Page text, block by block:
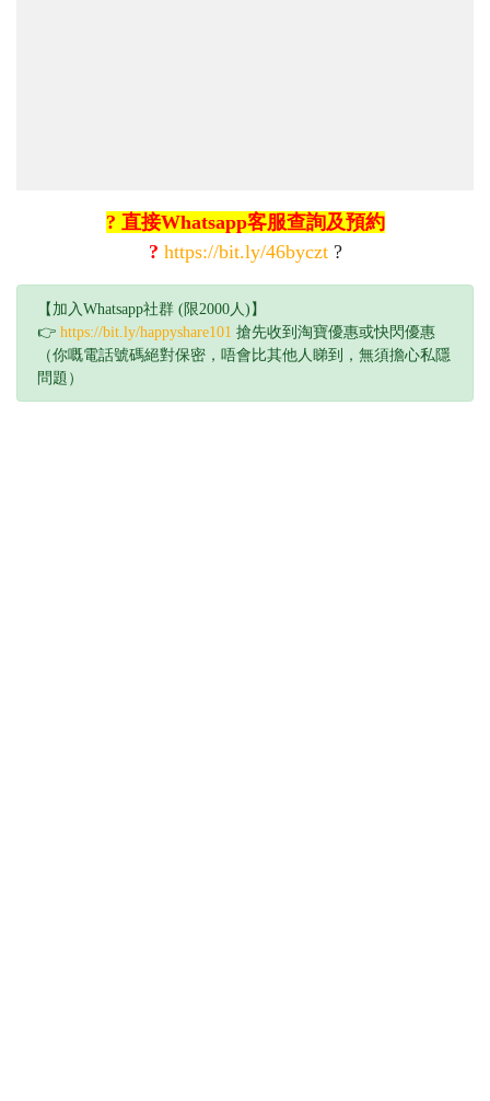
? 直接Whatsapp客服查詢及預約
? https://bit.ly/46byczt?
【加入Whatsapp社群 (限2000人)】
👉 https://bit.ly/happyshare101 搶先收到淘寶優惠或快閃優惠
（你嘅電話號碼絕對保密，唔會比其他人睇到，無須擔心私隱
問題）